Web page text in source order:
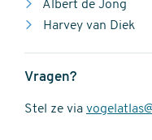
Albert de Jong
Harvey van Diek
Vragen?
Stel ze via